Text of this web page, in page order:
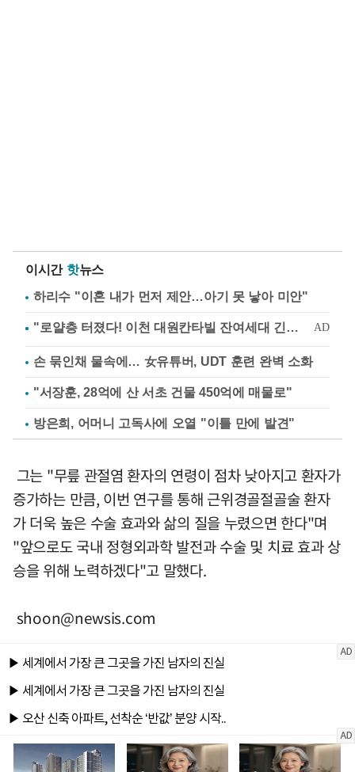
이시간 핫뉴스
하리수 "이혼 내가 먼저 제안…아기 못 낳아 미안"
손 묶인채 물속에… 女유튜버, UDT 훈련 완벽 소화
"서장훈, 28억에 산 서초 건물 450억에 매물로"
방은희, 어머니 고독사에 오열 "이틀 만에 발견"
그는 "무릎 관절염 환자의 연령이 점차 낮아지고 환자가
증가하는 만큼, 이번 연구를 통해 근위경골절골술 환자
가 더욱 높은 수술 효과와 삶의 질을 누렸으면 한다"며
"앞으로도 국내 정형외과학 발전과 수술 및 치료 효과 상
승을 위해 노력하겠다"고 말했다.
shoon@newsis.com